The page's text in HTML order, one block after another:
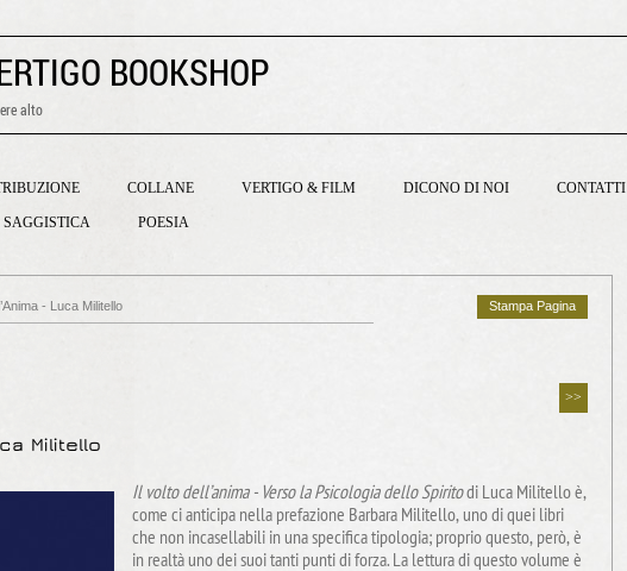
BOOKSHOP
alto
COLLANE VERTIGO & FILM DICONO DI NOI CONTATTI
SAGGISTICA POESIA
- Luca Militello Stampa Pagina
>>
Militello
Il volto dell’anima - Verso la Psicologia dello Spiritodi Luca Militello è,
come ci anticipa nella prefazione Barbara Militello, uno di quei libri
che non incasellabili in una specifica tipologia; proprio questo, però, è
in realtà uno dei suoi tanti punti di forza. La lettura di questo volume è